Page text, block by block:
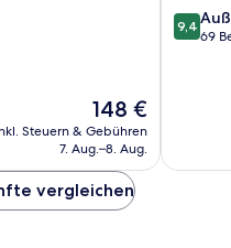
Der
Preis
beträgt
148 €
Steuern & Gebühren
7. Aug.–8. Aug.
9.4
von
9,4
69
vergleichen